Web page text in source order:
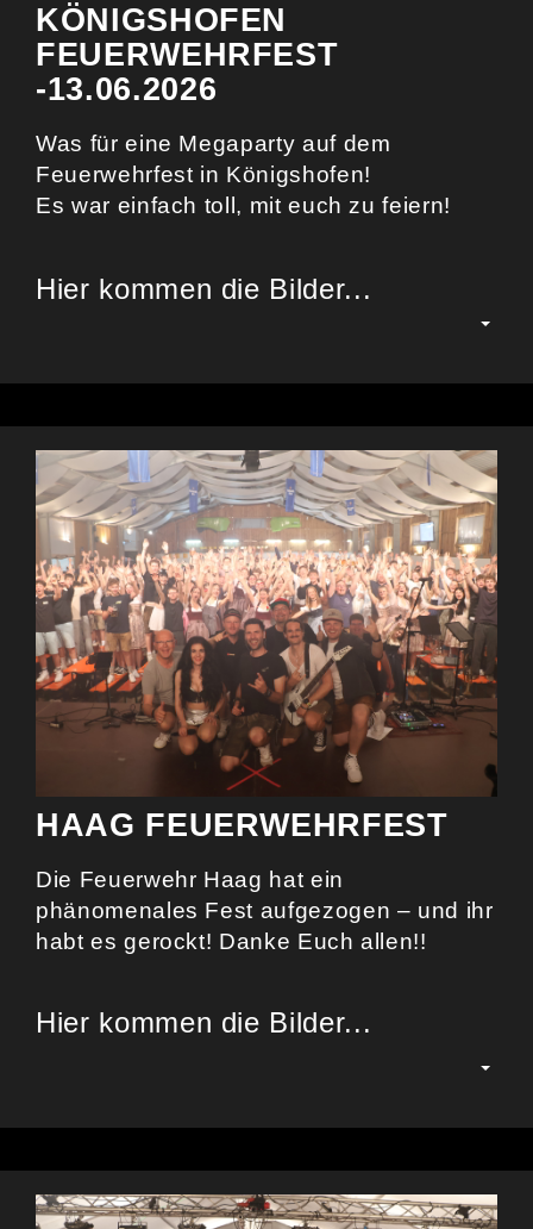
KÖNIGSHOFEN
FEUERWEHRFEST
-13.06.2026
Was für eine Megaparty auf dem
Feuerwehrfest in Königshofen!
Es war einfach toll, mit euch zu feiern!
Hier kommen die Bilder...
HAAG FEUERWEHRFEST
Die Feuerwehr Haag hat ein
phänomenales Fest aufgezogen – und ihr
habt es gerockt! Danke Euch allen!!
Hier kommen die Bilder...